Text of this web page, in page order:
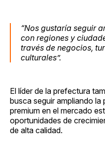
“Nos gustaría seguir
con regiones y
través de negocios,
culturales”.
El líder de la prefectura
busca seguir ampliando
premium en el mercado
oportunidades de
de alta calidad.